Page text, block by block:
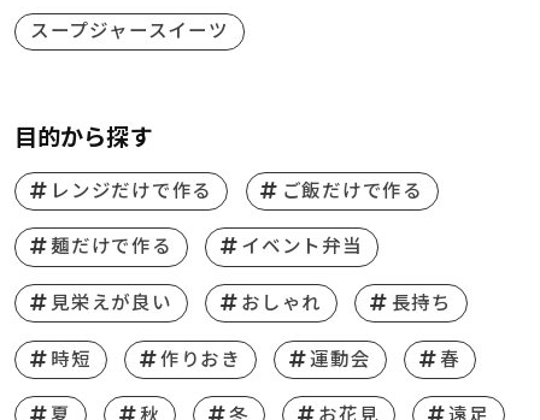
スープジャースイーツ
目的から探す
レンジだけで作る ご飯だけで作る
麺だけで作る イベント弁当
見栄えが良い おしゃれ 長持ち
時短 作りおき 運動会 春
夏 秋 冬 お花見 遠足